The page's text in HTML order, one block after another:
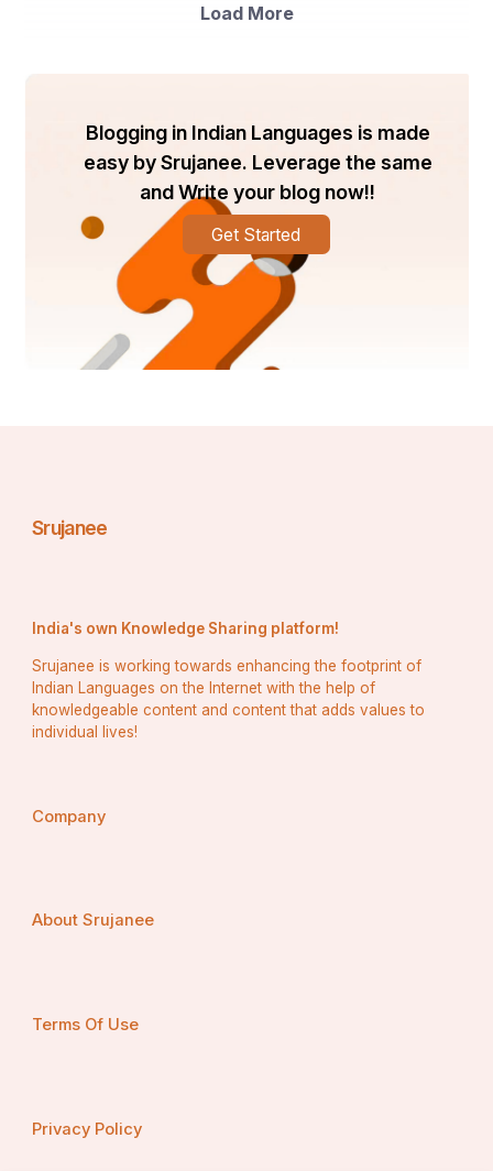
Load More
Blogging in Indian Languages is made
easy by Srujanee. Leverage the same
and Write your blog now!!
Get Started
Srujanee
India's own Knowledge Sharing platform!
Srujanee is working towards enhancing the footprint of
Indian Languages on the Internet with the help of
knowledgeable content and content that adds values to
individual lives!
Company
About Srujanee
Terms Of Use
Privacy Policy